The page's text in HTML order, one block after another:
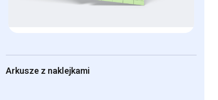
Arkusze z naklejkami